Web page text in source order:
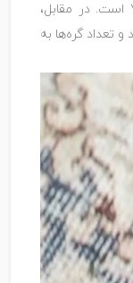
گره و مجموع تعداد گره‌ها حدود 7٫140٫000 است. در مقابل،
به حدود 3000 می‌رسد و تعداد گره‌ها به